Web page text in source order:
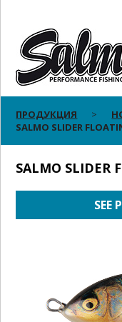
ПРОДУКЦИЯ
SALMO SLIDER
SALMO SLIDER
SEE